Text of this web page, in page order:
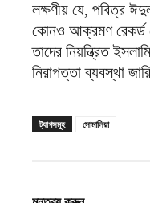
লক্ষণীয় যে, পবিত্র
কোনও আক্রমণ রেকর্ড
তাদের নিয়ন্ত্রিত
নিরাপত্তা ব্যবস্থা
ট্যাগসমূহ সোমালিয়া